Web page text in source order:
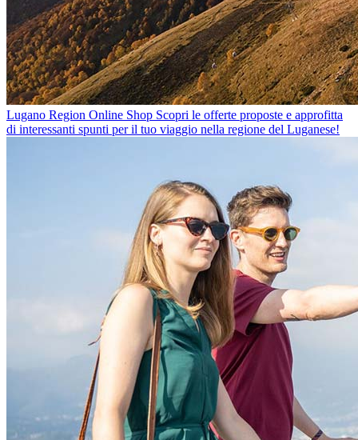
Lugano Region Online Shop Scopri le offerte proposte e approfitta
di interessanti spunti per il tuo viaggio nella regione del Luganese!